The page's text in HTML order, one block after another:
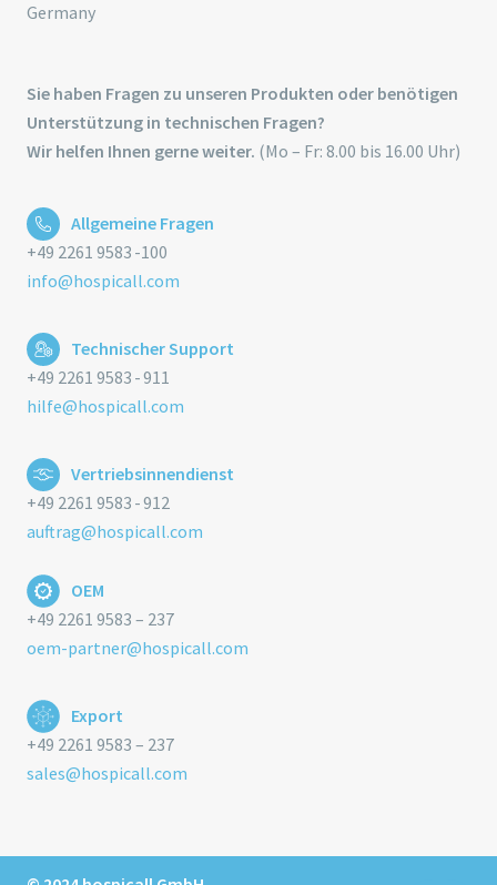
Germany
Sie haben Fragen zu unseren Produkten oder benötigen
Unterstützung in technischen Fragen?
Wir helfen Ihnen gerne weiter. (Mo – Fr: 8.00 bis 16.00 Uhr)
Allgemeine Fragen
+49 2261 9583 -100
info@hospicall.com
Technischer Support
+49 2261 9583 - 911
hilfe@hospicall.com
Vertriebsinnendienst
+49 2261 9583 - 912
auftrag@hospicall.com
OEM
+49 2261 9583 – 237
oem-partner@hospicall.com
Export
+49 2261 9583 – 237
sales@hospicall.com